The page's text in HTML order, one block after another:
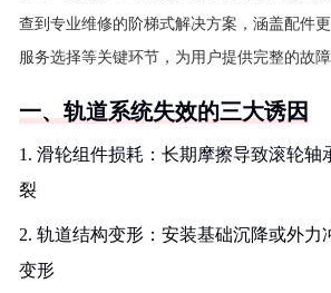
查到专业维修的阶梯式解决方案，涵盖配件
服务选择等关键环节，为用户提供完整的故障
一、轨道系统失效的三大诱因
1. 滑轮组件损耗：长期摩擦导致滚轮轴
裂
2. 轨道结构变形：安装基础沉降或外力
变形